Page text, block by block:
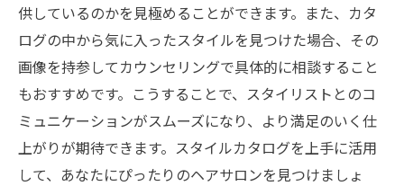
供しているのかを見極めることができます。また、カタ
ログの中から気に入ったスタイルを見つけた場合、その
画像を持参してカウンセリングで具体的に相談すること
もおすすめです。こうすることで、スタイリストとのコ
ミュニケーションがスムーズになり、より満足のいく仕
上がりが期待できます。スタイルカタログを上手に活用
して、あなたにぴったりのヘアサロンを見つけましょ